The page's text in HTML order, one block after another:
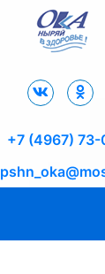
+7 (4967)